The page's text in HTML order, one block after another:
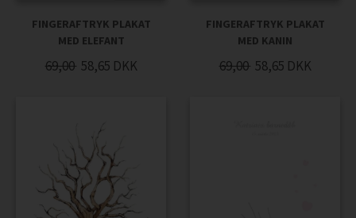
FINGERAFTRYK PLAKAT
MED ELEFANT
69,00 58,65 DKK
FINGERAFTRYK PLAKAT
MED KANIN
69,00 58,65 DKK